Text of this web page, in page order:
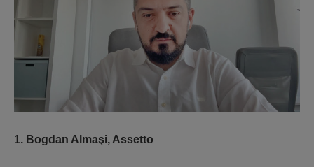
1. Bogdan Almaşi, Assetto